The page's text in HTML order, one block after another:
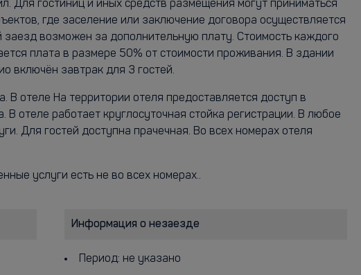
Для гостиниц и иных средств размещения могут приниматься
где заселение или заключение договора осуществляется
возможен за дополнительную плату. Стоимость каждого
плата в размере 50% от стоимости проживания. В здании
включён завтрак для 3 гостей.
В отеле На территории отеля предоставляется доступ в
отеле работает круглосуточная стойка регистрации. В любое
Для гостей доступна прачечная. Во всех номерах отеля
услуги есть не во всех номерах..
Информация о незаезде
Период: не указано